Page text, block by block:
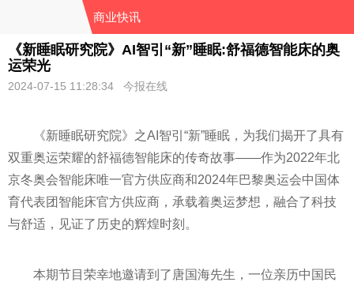
商业快讯
《新睡眠研究院》AI智引“新”睡眠:舒福德智能床的奥
运荣光
2024-07-15 11:28:34 今报在线
《新睡眠研究院》之AI智引“新”睡眠，为我们揭开了具有
双重奥运荣耀的舒福德智能床的传奇故事——作为2022年北
京冬奥会智能床唯一官方供应商和2024年巴黎奥运会中国体
育代表团智能床官方供应商，承载着奥运梦想，融合了科技
与舒适，见证了历史的辉煌时刻。
本期节目荣幸地邀请到了唐国海先生，一位亲历中国民